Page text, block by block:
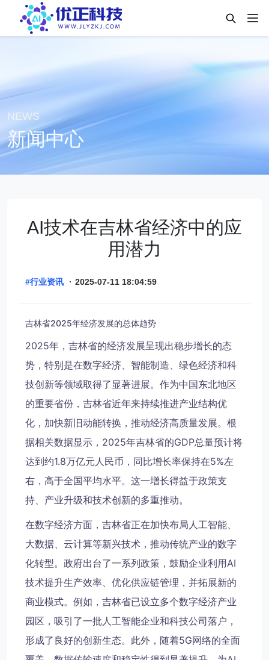
NEWS
新闻中心
AI技术在吉林省经济中的应
用潜力
#行业资讯 · 2025-07-11 18:04:59
吉林省2025年经济发展的总体趋势
2025年，吉林省的经济发展呈现出稳步增长的态
势，特别是在数字经济、智能制造、绿色经济和科
技创新等领域取得了显著进展。作为中国东北地区
的重要省份，吉林省近年来持续推进产业结构优
化，加快新旧动能转换，推动经济高质量发展。根
据相关数据显示，2025年吉林省的GDP总量预计将
达到约1.8万亿元人民币，同比增长率保持在5%左
右，高于全国平均水平。这一增长得益于政策支
持、产业升级和技术创新的多重推动。
在数字经济方面，吉林省正在加快布局人工智能、
大数据、云计算等新兴技术，推动传统产业的数字
化转型。政府出台了一系列政策，鼓励企业利用AI
技术提升生产效率、优化供应链管理，并拓展新的
商业模式。例如，吉林省已设立多个数字经济产业
园区，吸引了一批人工智能企业和科技公司落户，
形成了良好的创新生态。此外，随着5G网络的全面